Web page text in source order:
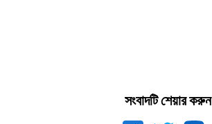
সংবাদটি শেয়ার করুন